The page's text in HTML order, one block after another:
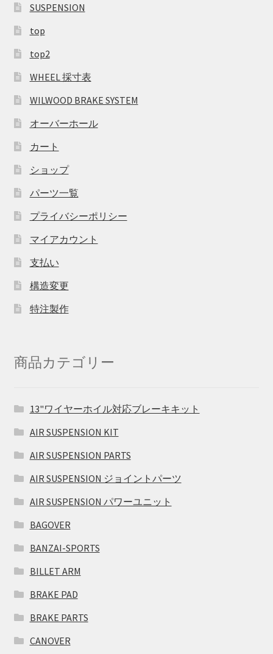
SUSPENSION
top
top2
WHEEL 採寸表
WILWOOD BRAKE SYSTEM
オーバーホール
カート
ショップ
パーツ一覧
プライバシーポリシー
マイアカウント
支払い
構造変更
特注製作
商品カテゴリー
13"ワイヤーホイル対応ブレーキキット
AIR SUSPENSION KIT
AIR SUSPENSION PARTS
AIR SUSPENSION ジョイントパーツ
AIR SUSPENSION パワーユニット
BAGOVER
BANZAI-SPORTS
BILLET ARM
BRAKE PAD
BRAKE PARTS
CANOVER